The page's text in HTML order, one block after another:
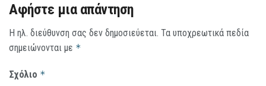
Αφήστε μια απάντηση
Η ηλ. διεύθυνση σας δεν δημοσιεύεται. Τα υποχρεωτικά πεδία
σημειώνονται με *
Σχόλιο *